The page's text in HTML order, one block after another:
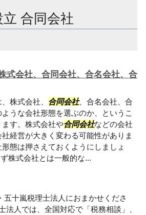
合同会社
式会社、合同会社、合名会社、合
株式会社、 合同会社、合名会社、合
うな会社形態を選ぶのか、というこ
す。株式会社や合同会社などの会社
経営が大きく変わる可能性がありま
態は押さえておくようにしましょ
株式会社とは一般的な...
五十嵐税理士法人におまかせくださ
法人では、全国対応で「税務相談」、